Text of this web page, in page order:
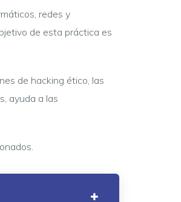
redes y
de esta práctica es
de hacking ético, las
ayuda a las